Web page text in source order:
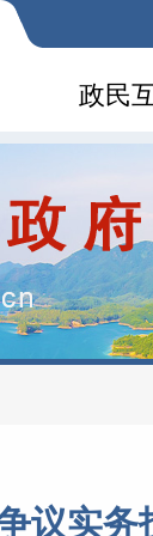
政民
议实务